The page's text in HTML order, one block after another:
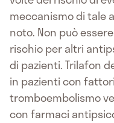
meccanismo di tale
noto. Non può
rischio per altri
di pazienti. Trilafon
in pazienti con
tromboembolismo
con farmaci